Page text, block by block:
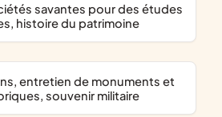
histoire du patrimoine
souvenir militaire